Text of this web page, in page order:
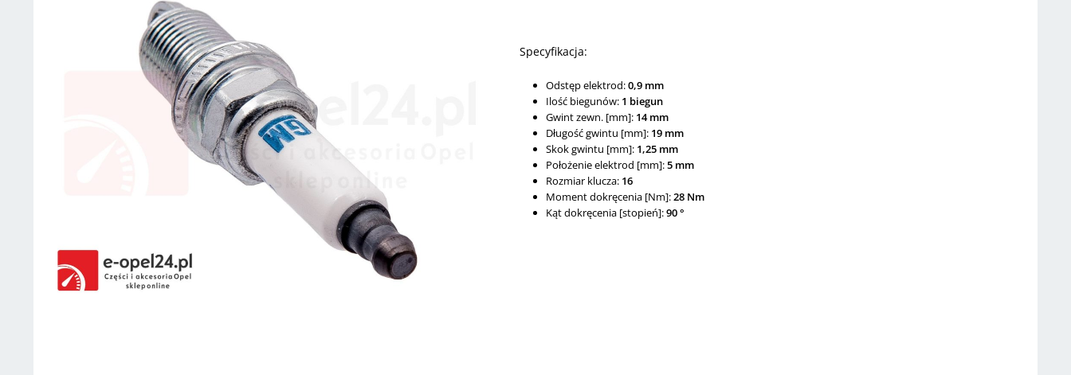
Specyfikacja:
Odstęp elektrod:0,9 mm
Ilość biegunów: 1 biegun
Gwint zewn. [mm]: 14 mm
Długość gwintu [mm]: 19 mm
Skok gwintu [mm]: 1,25 mm
Położenie elektrod [mm]:5 mm
Rozmiar klucza: 16
Moment dokręcenia [Nm]:28 Nm
Kąt dokręcenia [stopień]:90 °